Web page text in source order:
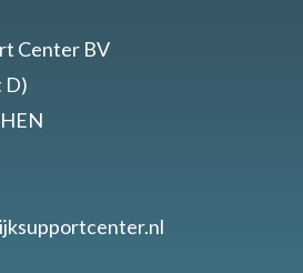
Center BV
D)